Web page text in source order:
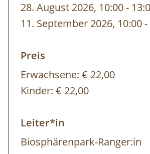
28. August 2026, 10:00- bis
11. September 2026, 10:00-
Preis
Erwachsene: € 22,00
Kinder: € 22,00
Leiter*in
Biosphärenpark-Ranger:in